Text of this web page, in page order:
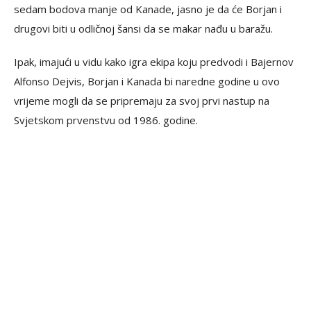
sedam bodova manje od Kanade, jasno je da će Borjan i
drugovi biti u odličnoj šansi da se makar nađu u baražu.
Ipak, imajući u vidu kako igra ekipa koju predvodi i Bajernov
Alfonso Dejvis, Borjan i Kanada bi naredne godine u ovo
vrijeme mogli da se pripremaju za svoj prvi nastup na
Svjetskom prvenstvu od 1986. godine.